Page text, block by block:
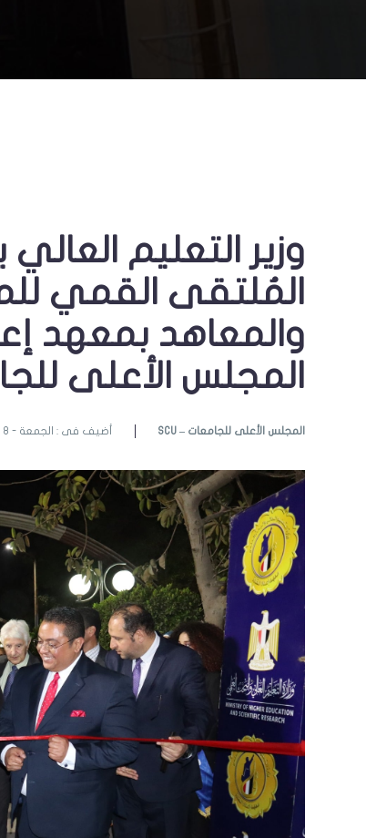
وزير التعليم
المُلتقى القمي
والمعاهد بمعهد
المجلس الأعلى
SCU – المجلس الأعلى للجامعات أضيف فى : الجمعة - 8 , مارس , 2024